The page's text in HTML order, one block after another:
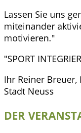
Lassen Sie uns
miteinander
motivieren."
"SPORT
Ihr Reiner
Stadt Neuss
DER